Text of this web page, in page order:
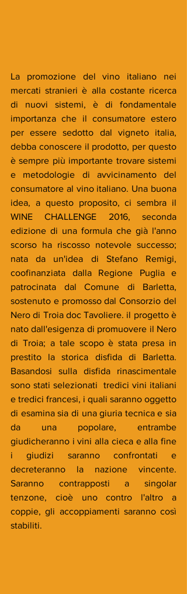
La promozione del vino italiano nei
mercati stranieri è alla costante ricerca
di nuovi sistemi, è di fondamentale
importanza che il consumatore estero
per essere sedotto dal vigneto italia,
debba conoscere il prodotto, per questo
è sempre più importante trovare sistemi
e metodologie di avvicinamento del
consumatore al vino italiano. Una buona
idea, a questo proposito, ci sembra il
WINE CHALLENGE 2016, seconda
edizione di una formula che già l'anno
scorso ha riscosso notevole successo;
nata da un'idea di Stefano Remigi,
coofinanziata dalla Regione Puglia e
patrocinata dal Comune di Barletta,
sostenuto e promosso dal Consorzio del
Nero di Troia doc Tavoliere. il progetto è
nato dall'esigenza di promuovere il Nero
di Troia; a tale scopo è stata presa in
prestito la storica disfida di Barletta.
Basandosi sulla disfida rinascimentale
sono stati selezionati  tredici vini italiani
e tredici francesi, i quali saranno oggetto
di esamina sia di una giuria tecnica e sia
da una popolare, entrambe
giudicheranno i vini alla cieca e alla fine
i giudizi saranno confrontati e
decreteranno la nazione vincente.
Saranno contrapposti a singolar
tenzone, cioè uno contro l'altro a
coppie, gli accoppiamenti saranno così
stabiliti.